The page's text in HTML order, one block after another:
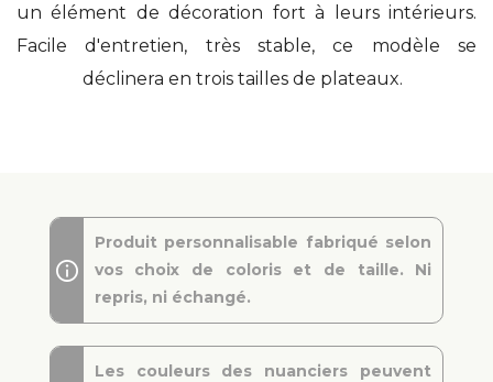
un élément de décoration fort à leurs intérieurs.
Facile d'entretien, très stable, ce modèle se
déclinera en trois tailles de plateaux.
Produit personnalisable fabriqué selon
vos choix de coloris et de taille. Ni
repris, ni échangé.
Les couleurs des nuanciers peuvent